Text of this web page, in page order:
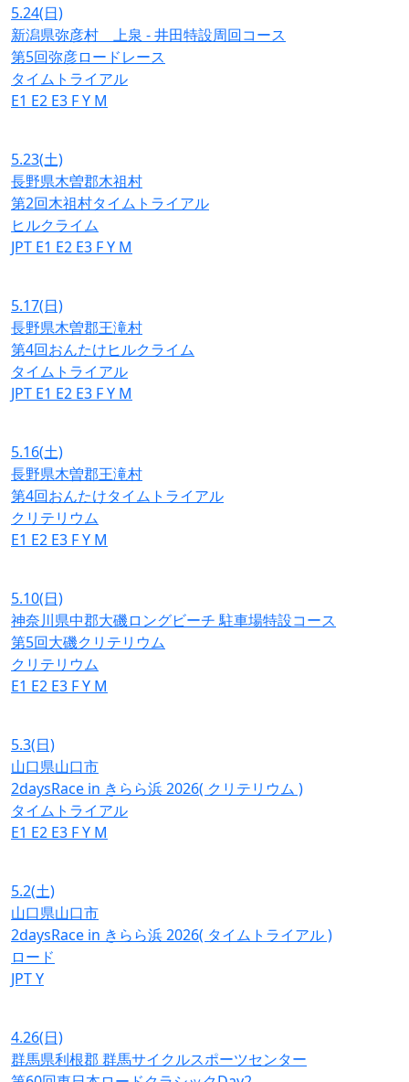
5.24(日)
新潟県弥彦村 上泉 - 井田特設周回コース
第5回弥彦ロードレース
タイムトライアル
E1 E2 E3 FY M
5.23(土)
長野県木曽郡木祖村
第2回木祖村タイムトライアル
ヒルクライム
JPT E1 E2 E3 FY M
5.17(日)
長野県木曽郡王滝村
第4回おんたけヒルクライム
タイムトライアル
JPT E1 E2 E3 FY M
5.16(土)
長野県木曽郡王滝村
第4回おんたけタイムトライアル
クリテリウム
E1 E2 E3 FY M
5.10(日)
神奈川県中郡大磯ロングビーチ 駐車場特設コース
第5回大磯クリテリウム
クリテリウム
E1 E2 E3 FY M
5.3(日)
山口県山口市
2daysRace in きらら浜 2026( クリテリウム )
タイムトライアル
E1 E2 E3 FY M
5.2(土)
山口県山口市
2daysRace in きらら浜 2026( タイムトライアル )
ロード
JPTY
4.26(日)
群馬県利根郡 群馬サイクルスポーツセンター